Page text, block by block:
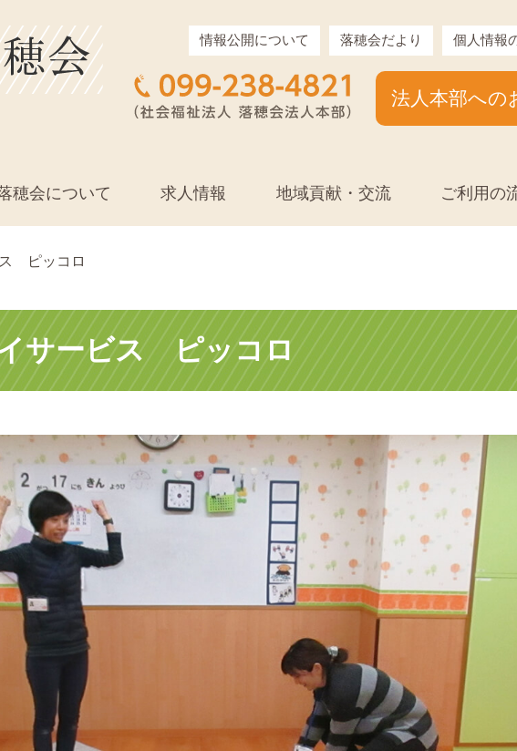
情報公開について 落穂会だより 個人情報
法人本部への
穂会について 求人情報 地域貢献・交流 ご利用の
ピッコロ
サービス ピッコロ